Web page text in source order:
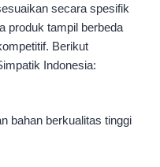
secara spesifik
produk tampil berbeda
Berikut
Indonesia:
bahan berkualitas tinggi